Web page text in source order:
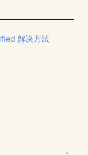
解决方法